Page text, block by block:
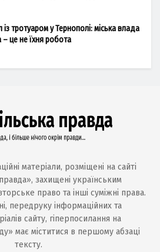
із тротуаром у Тернополі: міська влада
– це не їхня робота
матеріали, розміщені на сайті
захищені українським
право та інші суміжні права.
передруку інформаційних та
сайту, гіперпосилання на
має міститися в першому абзаці
тексту.